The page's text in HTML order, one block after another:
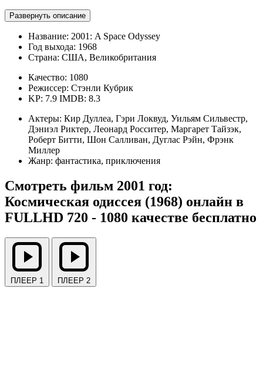
Развернуть описание
Название: 2001: A Space Odyssey
Год выхода: 1968
Страна: США, Великобритания
Качество: 1080
Режиссер: Стэнли Кубрик
KP: 7.9 IMDB: 8.3
Актеры: Кир Дуллеа, Гэри Локвуд, Уильям Сильвестр,
Дэниэл Риктер, Леонард Росситер, Маргарет Тайзэк,
Роберт Битти, Шон Салливан, Дуглас Рэйн, Фрэнк
Миллер
Жанр: фантастика, приключения
Смотреть фильм 2001 год:
Космическая одиссея (1968) онлайн в
FULLHD 720 - 1080 качестве бесплатно
ПЛЕЕР 1 ПЛЕЕР 2